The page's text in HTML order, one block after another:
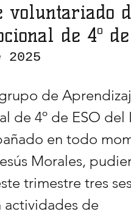
voluntariado
de 4º
de
de 4º de ESO del
en todo
Morales,
trimestre tres
actividades de